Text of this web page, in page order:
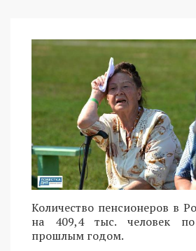
Количество пенсионеров в
на 409,4 тыс. человек
прошлым годом.